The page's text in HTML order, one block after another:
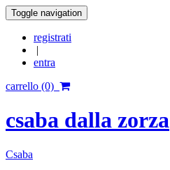
Toggle navigation
registrati
|
entra
carrello (0)
csaba dalla zorza
Csaba